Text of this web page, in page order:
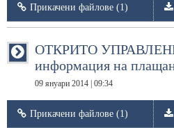
Прикачени файлове (1)
ОТКРИТО
информация на
09 януари 2014 | 09:34
Прикачени файлове (1)